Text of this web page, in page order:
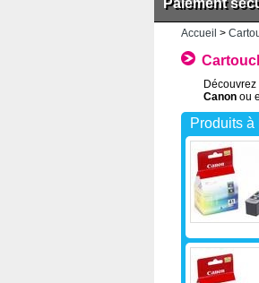
Paiement
Accueil >
Canon ou
Produits